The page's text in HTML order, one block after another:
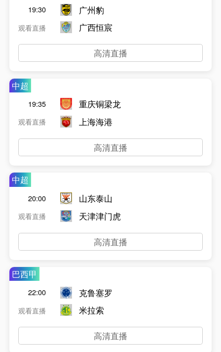
19:30
观看直播
广州豹
广西恒宸
高清直播
中超
19:35
观看直播
重庆铜梁龙
上海海港
高清直播
中超
20:00
观看直播
山东泰山
天津津门虎
高清直播
巴西甲
22:00
观看直播
克鲁塞罗
米拉索
高清直播